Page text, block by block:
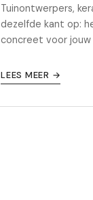
Tuinontwerpers,
dezelfde kant op:
concreet voor jouw
LEES MEER →